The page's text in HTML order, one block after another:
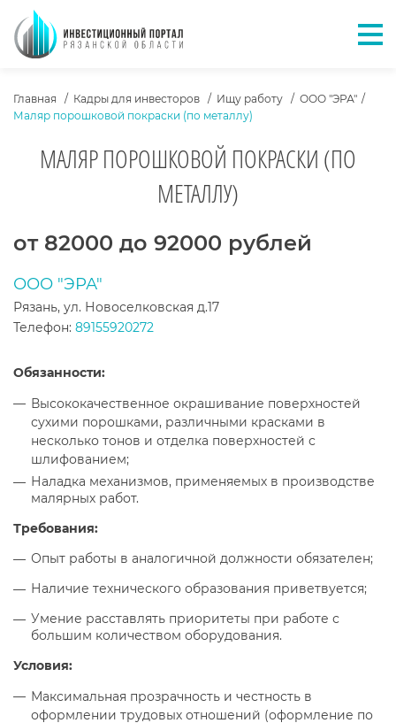
ХЛЕБНЫЕ КРОШКИ
Главная Кадры для инвесторов Ищу работу
ООО "ЭРА"
Маляр порошковой покраски (по металлу)
МАЛЯР ПОРОШКОВОЙ ПОКРАСКИ (ПО
МЕТАЛЛУ)
ТЕКСТ ВАКАНСИИ
от 82000 до 92000 рублей
ООО "ЭРА"
Рязань, ул. Новоселковская д.17
Телефон: 89155920272
Обязанности:
Высококачественное окрашивание поверхностей
сухими порошками, различными красками в
несколько тонов и отделка поверхностей с
шлифованием;
Наладка механизмов, применяемых в производстве
малярных работ.
Требования:
Опыт работы в аналогичной должности обязателен;
Наличие технического образования приветвуется;
Умение расставлять приоритеты при работе с
большим количеством оборудования.
Условия:
Максимальная прозрачность и честность в
оформлении трудовых отношений (оформление по